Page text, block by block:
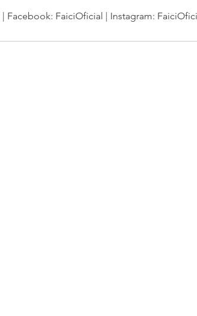
| Facebook: FaiciOficial | Instagram: